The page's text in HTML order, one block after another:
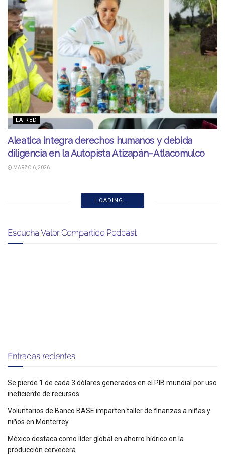
LA RED
Aleatica integra derechos humanos y debida
diligencia en la Autopista Atizapán–Atlacomulco
MARZO 6, 2026
LOADING...
Escucha Valor Compartido Podcast
Entradas recientes
Se pierde 1 de cada 3 dólares generados en el PIB mundial por uso
ineficiente de recursos
Voluntarios de Banco BASE imparten taller de finanzas a niñas y
niños en Monterrey
México destaca como líder global en ahorro hídrico en la
producción cervecera